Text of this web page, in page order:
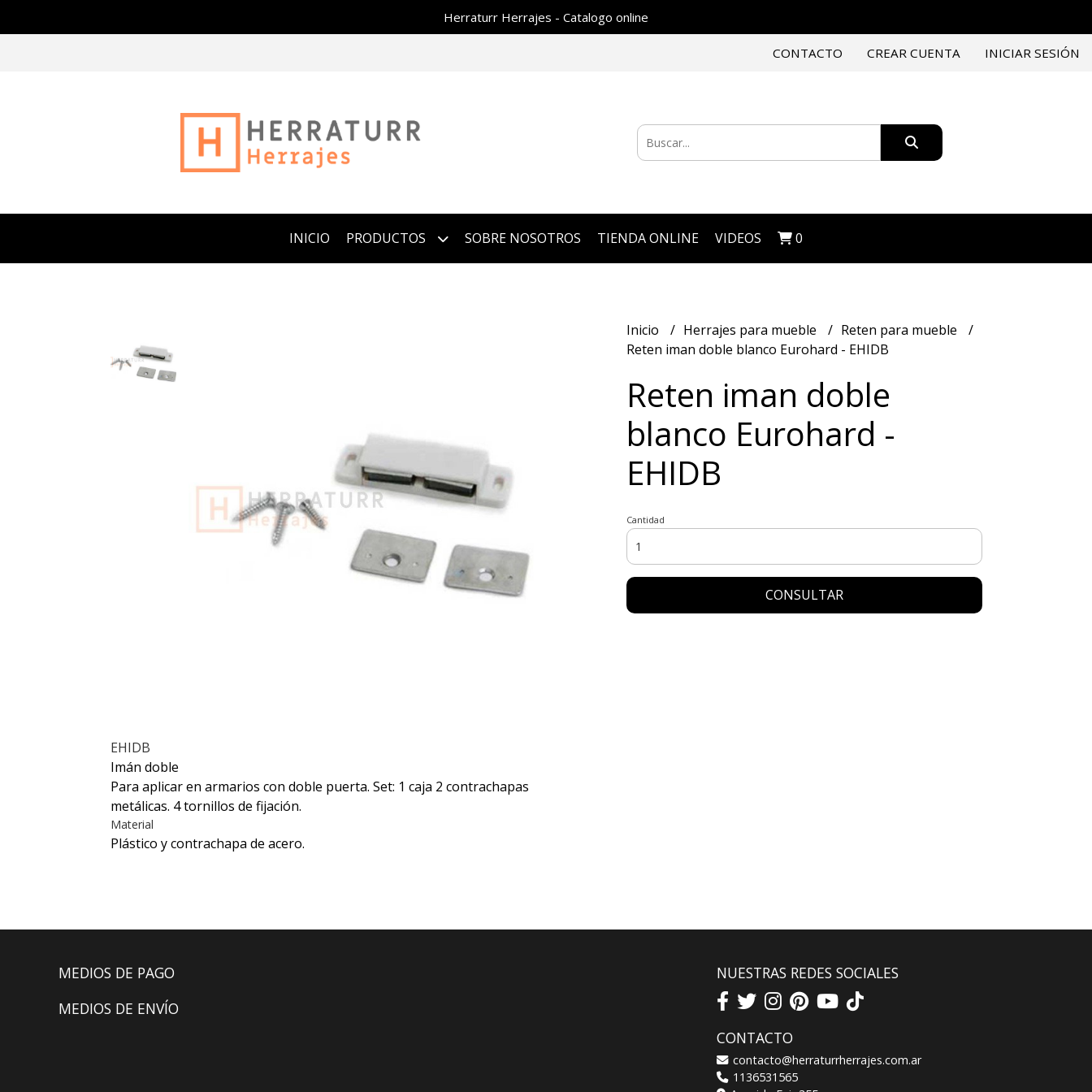
Herraturr Herrajes - Catalogo online
CONTACTO CREAR CUENTA INICIAR SESIÓN
INICIO PRODUCTOS SOBRE NOSOTROS TIENDA ONLINE VIDEOS 0
EHIDB
Imán doble
Para aplicar en armarios con doble puerta. Set: 1 caja 2 contrachapas
metálicas. 4 tornillos de fijación.
Material
Plástico y contrachapa de acero.
Inicio Herrajes para mueble
Reten para mueble
Reten iman doble blanco Eurohard - EHIDB
Reten iman doble
blanco Eurohard -
EHIDB
Cantidad
CONSULTAR
MEDIOS DE PAGO
MEDIOS DE ENVÍO
NUESTRAS REDES SOCIALES
CONTACTO
contacto@herraturrherrajes.com.ar
1136531565